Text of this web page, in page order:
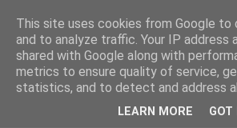
The Frame Game
Κινηματογραφόφιλος από κούνια αλλά
This site uses cookies from Google to
and to analyze traffic. Your IP address
shared with Google along with
metrics to ensure quality of service,
statistics, and to detect and address
LEARN MORE GOT